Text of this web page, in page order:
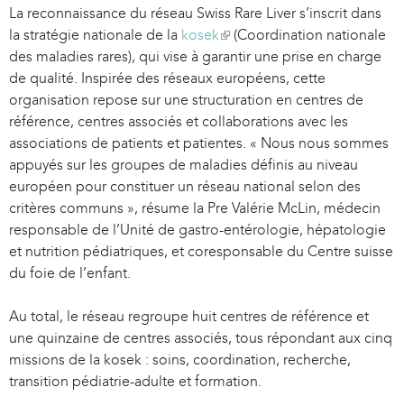
La reconnaissance du réseau Swiss Rare Liver s’inscrit dans
la stratégie nationale de la kosek(
l
i
n
k
i
s
e
x
t
e
a
l
)
(Coordination nationale
des maladies rares), qui vise à garantir une prise en charge
de qualité. Inspirée des réseaux européens, cette
organisation repose sur une structuration en centres de
référence, centres associés et collaborations avec les
associations de patients et patientes. « Nous nous sommes
appuyés sur les groupes de maladies définis au niveau
européen pour constituer un réseau national selon des
critères communs », résume la Pre Valérie McLin, médecin
responsable de l’Unité de gastro-entérologie, hépatologie
et nutrition pédiatriques, et coresponsable du Centre suisse
du foie de l’enfant.
Au total, le réseau regroupe huit centres de référence et
une quinzaine de centres associés, tous répondant aux cinq
missions de la kosek : soins, coordination, recherche,
transition pédiatrie-adulte et formation.